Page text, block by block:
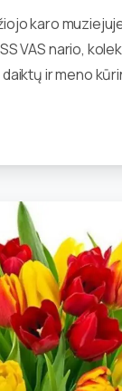
karo
VAS nario,
ir meno